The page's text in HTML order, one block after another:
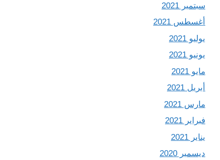
سبتمبر 2021
أغسطس 2021
يوليو 2021
يونيو 2021
مايو 2021
أبريل 2021
مارس 2021
فبراير 2021
يناير 2021
ديسمبر 2020